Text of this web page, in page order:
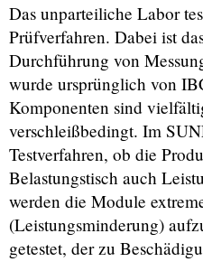
Das unparteiliche Labor
Prüfverfahren. Dabei ist
Durchführung von
wurde ursprünglich von
Komponenten sind
verschleißbedingt. Im
Testverfahren, ob die
Belastungstisch auch
werden die Module
(Leistungsminderung)
getestet, der zu